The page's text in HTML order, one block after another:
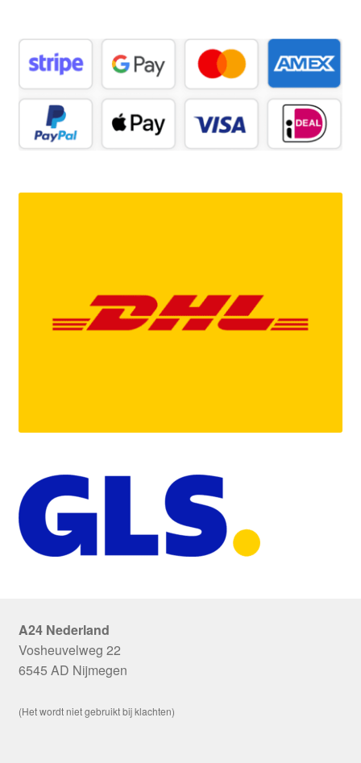
A24 Nederland
Vosheuvelweg 22
6545 AD Nijmegen
(Het wordt niet gebruikt bij klachten)